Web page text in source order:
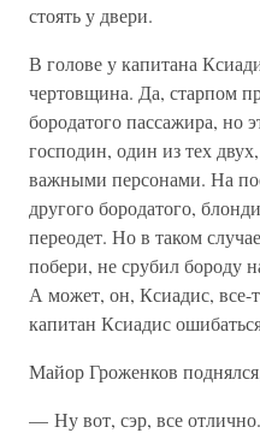
стоять у двери.
В голове у капитана
чертовщина. Да, старпом
бородатого пассажира, но
господин, один из тех
важными персонами. На
другого бородатого,
переодет. Но в таком
побери, не срубил бороду
А может, он, Ксиадис, все-
капитан Ксиадис
Майор Гроженков
— Ну вот, сэр, все